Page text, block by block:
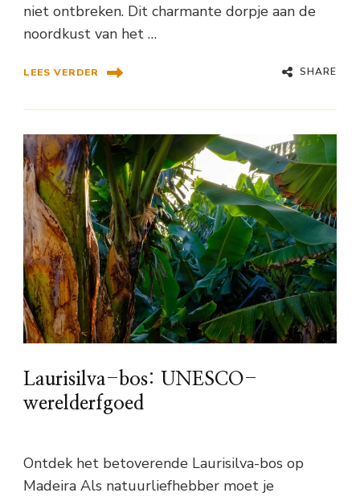
niet ontbreken. Dit charmante dorpje aan de
noordkust van het …
LEES VERDER SHARE
Laurisilva-bos: UNESCO-
werelderfgoed
Ontdek het betoverende Laurisilva-bos op
Madeira Als natuurliefhebber moet je